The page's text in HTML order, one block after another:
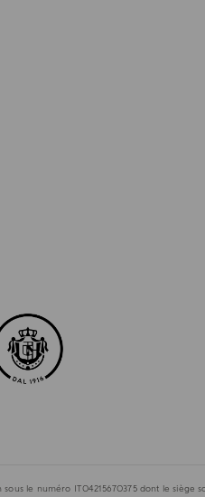
le numéro IT04215670375 dont le siège